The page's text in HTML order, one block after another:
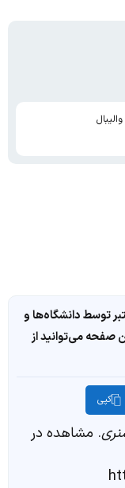
توسط دانشگاه‌ها و
صفحه می‌توانید از
کپی
. مشاهده در